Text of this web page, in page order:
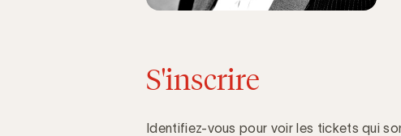
S'inscrire
Identifiez-vous pour voir les tickets qui